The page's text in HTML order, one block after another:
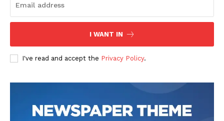
I WANT IN
I've read and accept the Privacy Policy.